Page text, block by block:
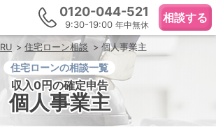
住宅ローン相談 個人事業主
住宅ローンの相談一覧
収入0円の確定申告
個人事業主
0120-044-521
9:30-19:00 年中無休
相談する